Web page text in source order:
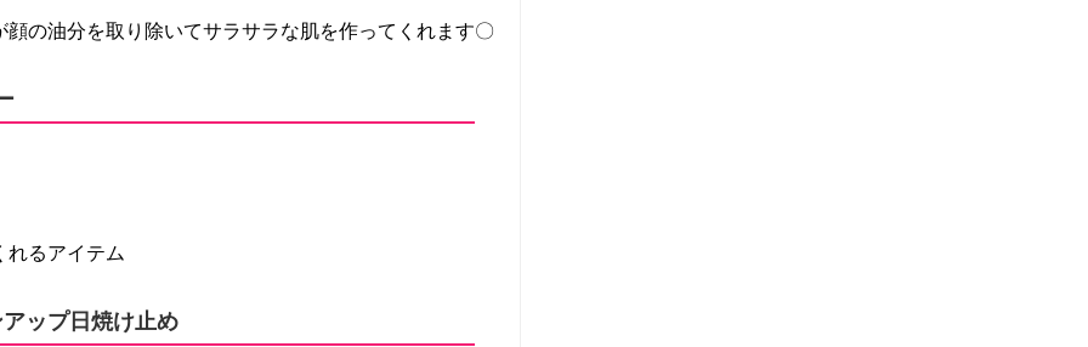
の油分を取り除いてサラサラな肌を作ってくれます〇
れるアイテム
ップ日焼け止め